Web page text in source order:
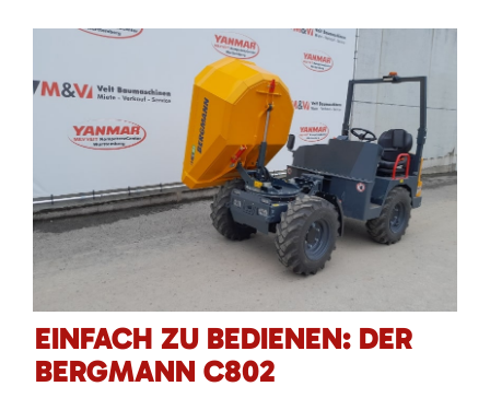
EINFACH ZU BEDIENEN: DER
BERGMANN C802